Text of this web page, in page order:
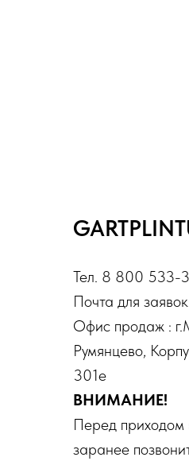
Тел. 8 800 533-
Почта для
Офис продаж :
Румянцево,
301е
ВНИМАНИЕ!
Перед приходом
заранее